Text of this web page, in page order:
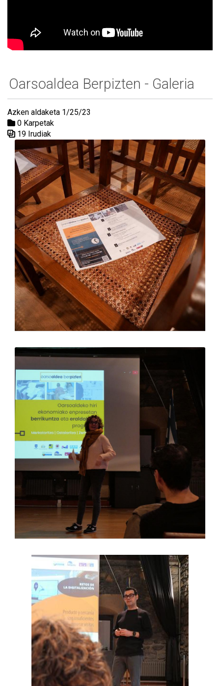
Oarsoaldea Berpizten - Galeria
Azken aldaketa 1/25/23
0 Karpetak
19 Irudiak
Media Galeria